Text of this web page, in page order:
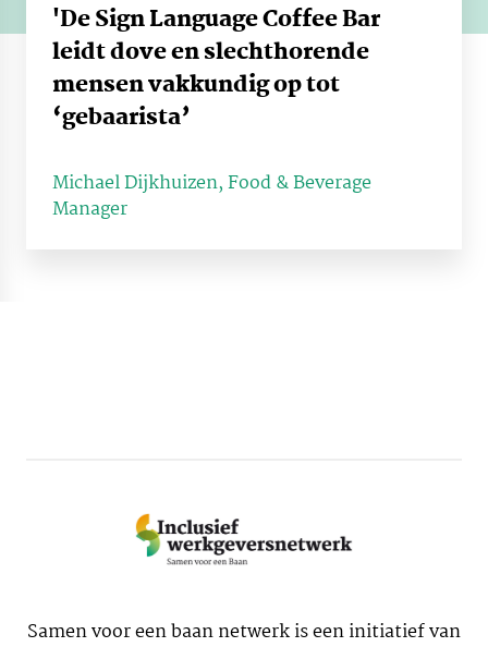
'De Sign Language Coffee Bar
leidt dove en slechthorende
mensen vakkundig op tot
‘gebaarista’
Michael Dijkhuizen, Food & Beverage
Manager
Samen voor een baan netwerk is een initiatief van